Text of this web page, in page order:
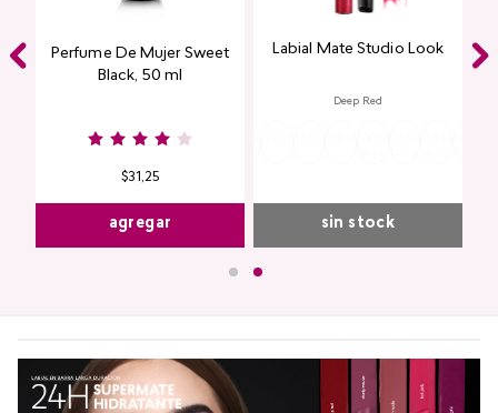
Perfume De Mujer Sweet
Black, 50 ml
$31,25
agregar
Labial Mate Studio Look
Deep Red
Burgundy
RosePink
sin stock